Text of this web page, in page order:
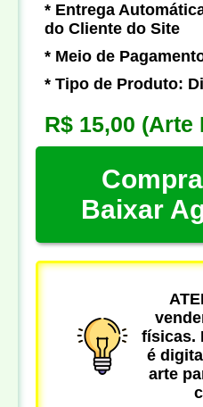
* Entrega
do Cliente do Site
* Meio de
* Tipo de Produto:
R$ 15,00 (Arte
Baixar
físicas.
é
arte